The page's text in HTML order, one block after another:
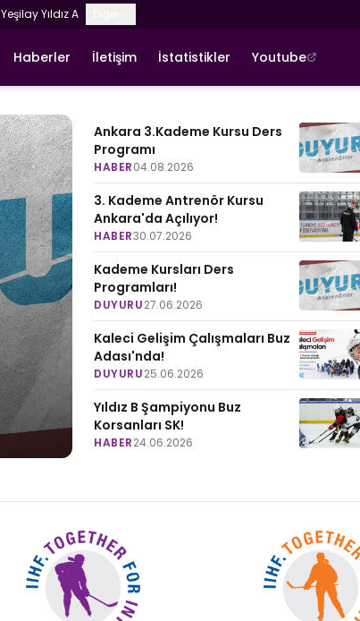
Yeşilay Yıldız A
Haberler İletişim İstatistikler Youtube
Ankara 3.Kademe Kursu Ders
Programı
HABER04.08.2026
3. Kademe Antrenör Kursu
Ankara'da Açılıyor!
HABER30.07.2026
Kademe Kursları Ders
Programları!
DUYURU27.06.2026
Kaleci Gelişim Çalışmaları Buz
Adası'nda!
DUYURU25.06.2026
Yıldız B Şampiyonu Buz
Korsanları SK!
HABER24.06.2026